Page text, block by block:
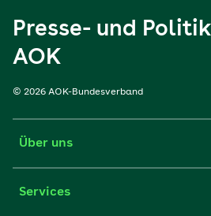
Presse- und
AOK
© 2026 AOK-Bundesverband
Über uns
Services